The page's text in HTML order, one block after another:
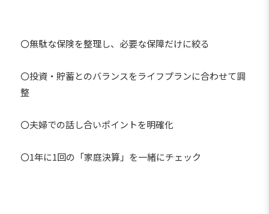
〇無駄な保険を整理し、必要な保障だけに絞る
〇投資・貯蓄とのバランスをライフプランに合わせて調
整
〇夫婦での話し合いポイントを明確化
〇1年に1回の「家庭決算」を一緒にチェック